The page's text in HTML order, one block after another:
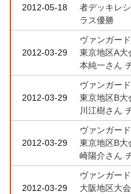
2012-05-18
者デッキレ
ラス優勝
2012-03-29
ヴァンガー
東京地区A大
本純一さん
2012-03-29
ヴァンガー
東京地区B大
川江樹さん
2012-03-29
ヴァンガー
東京地区B大
崎陽介さん
2012-03-29
ヴァンガー
大阪地区大